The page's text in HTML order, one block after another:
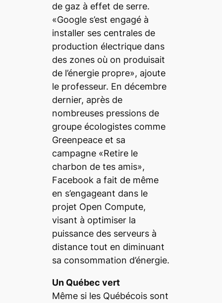
de gaz à effet de serre.
«Google s’est engagé à
installer ses centrales de
production électrique dans
des zones où on produisait
de l’énergie propre», ajoute
le professeur. En décembre
dernier, après de
nombreuses pressions de
groupe écologistes comme
Greenpeace et sa
campagne «Retire le
charbon de tes amis»,
Facebook a fait de même
en s’engageant dans le
projet Open Compute,
visant à optimiser la
puissance des serveurs à
distance tout en diminuant
sa consommation d’énergie.
Un Québec vert
Même si les Québécois sont